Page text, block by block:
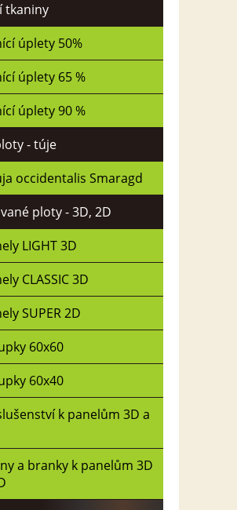
tkaniny
úplety 50%
úplety 65 %
úplety 90 %
- túje
occidentalis Smaragd
ploty - 3D, 2D
LIGHT 3D
CLASSIC 3D
SUPER 2D
60x60
60x40
k panelům 3D a
a branky k panelům 3D